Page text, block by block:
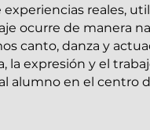
experiencias reales,
ocurre de manera
canto, danza y
la expresión y el
alumno en el centro